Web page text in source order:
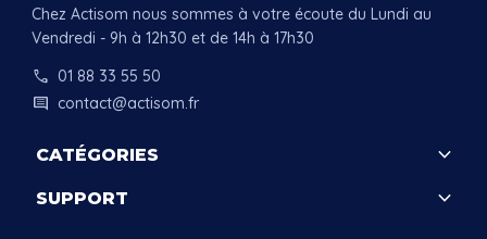
Chez Actisom nous sommes à votre écoute du Lundi au
Vendredi - 9h à 12h30 et de 14h à 17h30
call 01 88 33 55 50
comment contact@actisom.fr
CATÉGORIES keyboard_arrow_down
SUPPORT keyboard_arrow_down